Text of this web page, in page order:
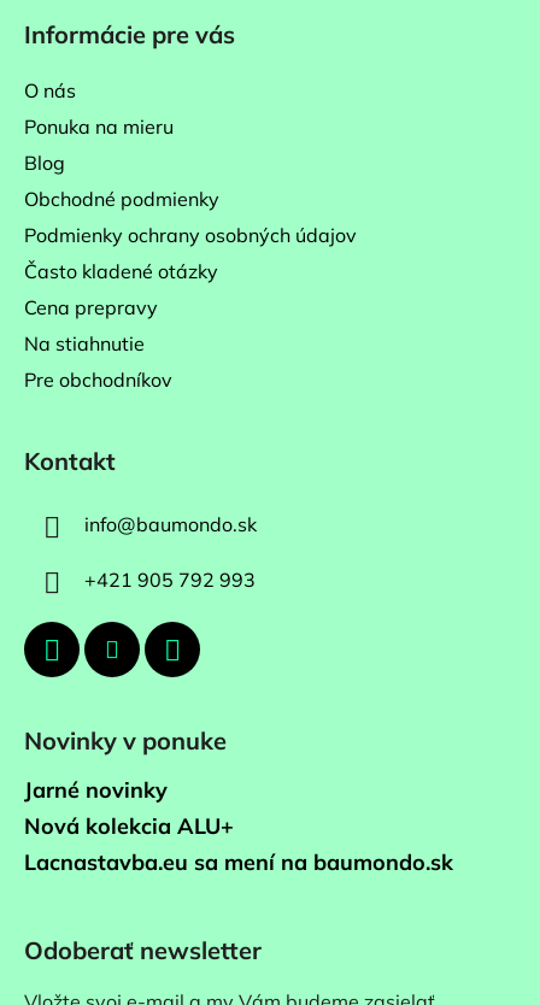
Informácie pre vás
O nás
Ponuka na mieru
Blog
Obchodné podmienky
Podmienky ochrany osobných údajov
Často kladené otázky
Cena prepravy
Na stiahnutie
Pre obchodníkov
Kontakt
info@baumondo.sk
+421 905 792 993
Novinky v ponuke
Jarné novinky
Nová kolekcia ALU+
Lacnastavba.eu sa mení na baumondo.sk
Odoberať newsletter